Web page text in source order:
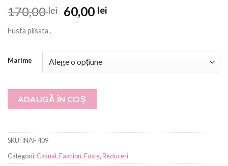
170,00lei
Prețul
inițial
170,00 lei.
60,00 leiPrețul
Fusta plisata .
Marime
ADAUGĂ ÎN COȘ
SKU:INAF 409
Categorii:Casual,Fashion,Fuste,Reduceri